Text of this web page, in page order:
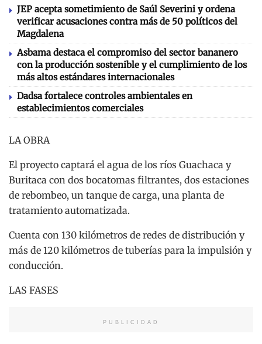
JEP acepta sometimiento de Saúl Severini y ordena
verificar acusaciones contra más de 50 políticos del
Magdalena
Asbama destaca el compromiso del sector bananero
con la producción sostenible y el cumplimiento de los
más altos estándares internacionales
Dadsa fortalece controles ambientales en
establecimientos comerciales
LA OBRA
El proyecto captará el agua de los ríos Guachaca y
Buritaca con dos bocatomas filtrantes, dos estaciones
de rebombeo, un tanque de carga, una planta de
tratamiento automatizada.
Cuenta con 130 kilómetros de redes de distribución y
más de 120 kilómetros de tuberías para la impulsión y
conducción.
LAS FASES
PUBLICIDAD